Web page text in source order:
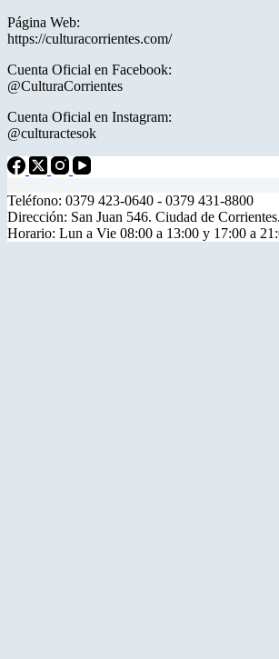
Página Web:
https://culturacorrientes.com/
Cuenta Oficial en Facebook:
@CulturaCorrientes
Cuenta Oficial en Instagram:
@culturactesok
Teléfono: 0379 423-0640 - 0379 431-8800
Dirección: San Juan 546. Ciudad de Corrientes.
Horario: Lun a Vie 08:00 a 13:00 y 17:00 a